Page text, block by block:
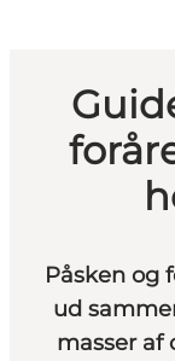
Påsken og
ud
masser af